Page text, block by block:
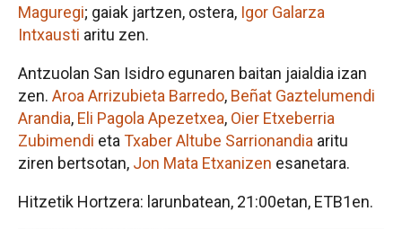
Maguregi; gaiak jartzen, ostera, Igor Galarza
Intxausti aritu zen.
Antzuolan San Isidro egunaren baitan jaialdia izan
zen. Aroa Arrizubieta Barredo, Beñat Gaztelumendi
Arandia, Eli Pagola Apezetxea, Oier Etxeberria
Zubimendi eta Txaber Altube Sarrionandia aritu
ziren bertsotan, Jon Mata Etxanizen esanetara.
Hitzetik Hortzera: larunbatean, 21:00etan, ETB1en.